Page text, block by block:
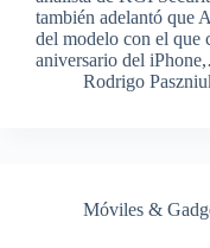
también adelantó que
del modelo con el que
aniversario del
Rodrigo
Móviles &